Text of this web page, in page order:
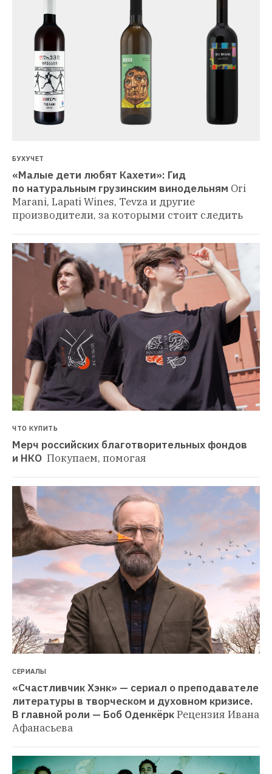
БУХУЧЕТ
«Малые дети любят Кахети»: Гид
по натуральным грузинским винодельням Ori
Marani, Lapati Wines, Tevza и другие
производители, за которыми стоит следить
ЧТО КУПИТЬ
Мерч российских благотворительных фондов
и НКО Покупаем, помогая
СЕРИАЛЫ
«Счастливчик Хэнк» — сериал о преподавателе
литературы в творческом и духовном кризисе.
В главной роли — Боб ОденкёркРецензия Ивана
Афанасьева